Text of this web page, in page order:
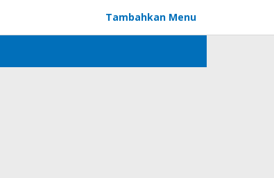
Tambahkan Menu